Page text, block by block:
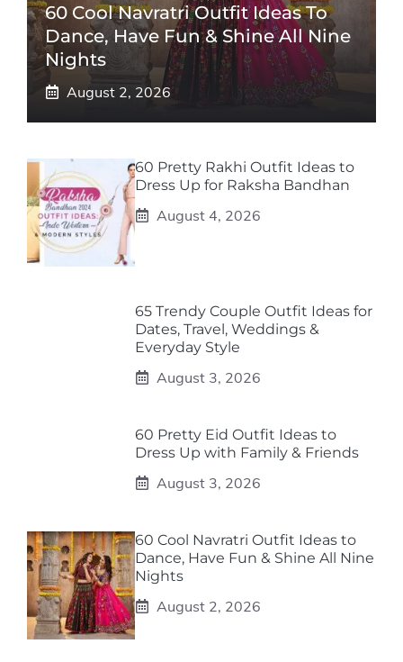
60 Cool Navratri Outfit Ideas To
Dance, Have Fun & Shine All Nine
Nights
August 2, 2026
60 Pretty Rakhi Outfit Ideas to
Dress Up for Raksha Bandhan
August 4, 2026
65 Trendy Couple Outfit Ideas for
Dates, Travel, Weddings &
Everyday Style
August 3, 2026
60 Pretty Eid Outfit Ideas to
Dress Up with Family & Friends
August 3, 2026
60 Cool Navratri Outfit Ideas to
Dance, Have Fun & Shine All Nine
Nights
August 2, 2026